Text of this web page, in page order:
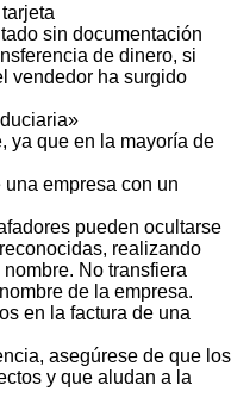
sin documentación
de dinero, si
vendedor ha surgido
ya que en la mayoría de
empresa con un
pueden ocultarse
realizando
No transfiera
de la empresa.
en la factura de una
asegúrese de que los
y que aludan a la